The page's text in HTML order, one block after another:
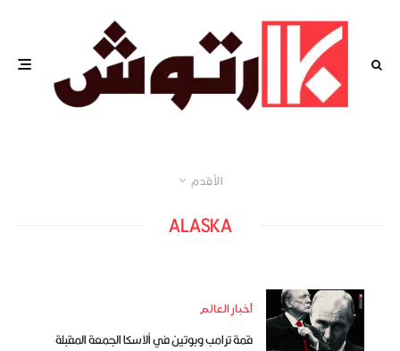
الأقدم
ALASKA
أخبار العالم
قمة ترامب وبوتين في ألاسكا الجمعة المقبلة